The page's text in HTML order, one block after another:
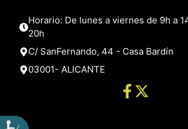
Horario: De lunes a viernes de 9h a
20h
C/ SanFernando, 44 - Casa Bardín
03001- ALICANTE